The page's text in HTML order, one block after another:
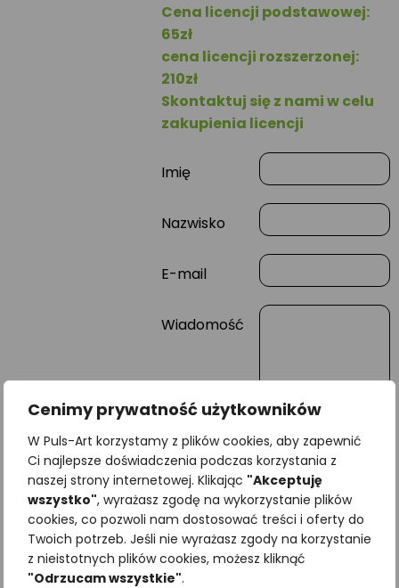
Cenimy prywatność użytkowników
W Puls-Art korzystamy z plików cookies, aby zapewnić
Ci najlepsze doświadczenia podczas korzystania z
naszej strony internetowej. Klikając "Akceptuję
wszystko", wyrażasz zgodę na wykorzystanie plików
cookies, co pozwoli nam dostosować treści i oferty do
Twoich potrzeb. Jeśli nie wyrażasz zgody na korzystanie
z nieistotnych plików cookies, możesz kliknąć
"Odrzucam wszystkie".
Cena licencji podstawowej:
65zł
cena licencji rozszerzonej:
210zł
Skontaktuj się z nami w celu
zakupienia licencji
Imię
Nazwisko
E-mail
Wiadomość
Najniższa cena z ostatnich 30
dni:65,00zł
SKU: